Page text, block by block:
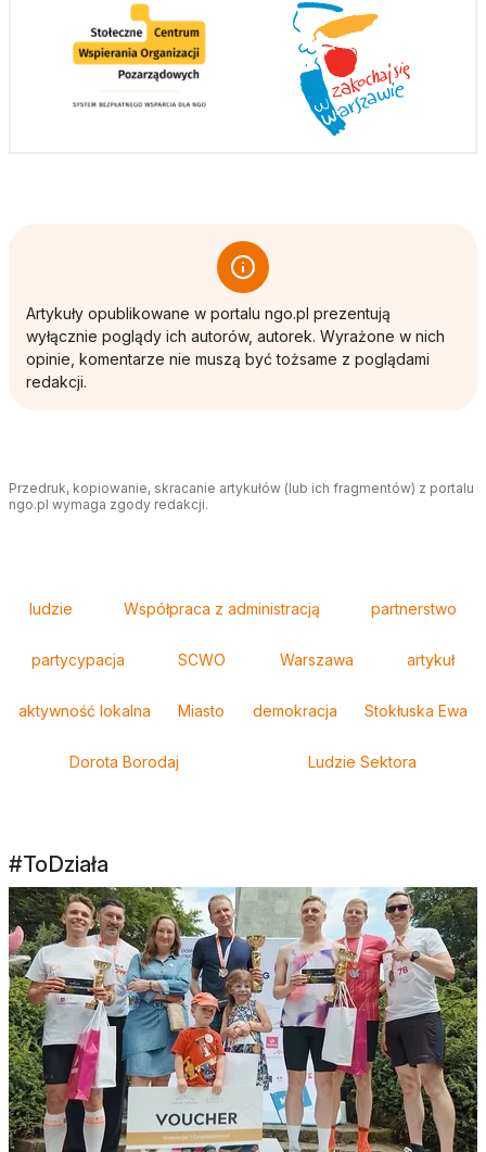
Artykuły opublikowane w portalu ngo.pl prezentują
wyłącznie poglądy ich autorów, autorek. Wyrażone w nich
opinie, komentarze nie muszą być tożsame z poglądami
redakcji.
Przedruk, kopiowanie, skracanie artykułów (lub ich fragmentów) z portalu
ngo.pl wymaga zgody redakcji.
ludzie Współpraca z administracją partnerstwo
partycypacja SCWO Warszawa artykuł
aktywność lokalna Miasto demokracja Stokłuska Ewa
Dorota Borodaj Ludzie Sektora
#ToDziała